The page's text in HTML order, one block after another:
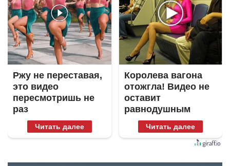
Ржу не переставая,
это видео
пересмотришь не
раз
Читать далее
Королева вагона
отожгла! Видео не
оставит
равнодушным
Читать далее